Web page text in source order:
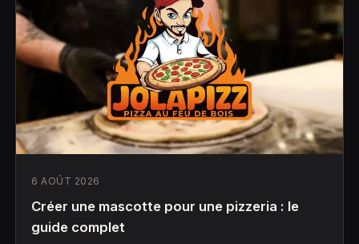
6 AOÛT 2026
Créer une mascotte pour une pizzeria : le
guide complet